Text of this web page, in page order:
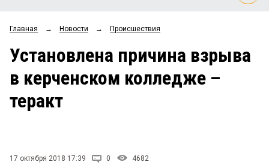
ОБЩЕСТВО
ЗАКОН
НОВОСТИ КОМПАНИЙ
Мнения
Рейтинги
Блоги
Главная → Новости → Происшествия
Установлена причина взрыва
в керченском колледже –
теракт
17 октября 2018 17:39 0 4682